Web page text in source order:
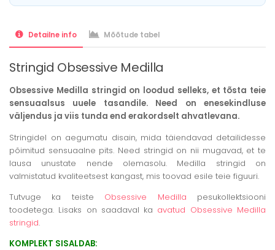
Detailne info Mõõtude tabel
Stringid Obsessive Medilla
Obsessive Medilla stringid on loodud selleks, et tõsta teie
sensuaalsus uuele tasandile. Need on enesekindluse
väljendus ja viis tunda end erakordselt ahvatlevana.
Stringidel on aegumatu disain, mida täiendavad detailidesse
põimitud sensuaalne pits. Need stringid on nii mugavad, et te
lausa unustate nende olemasolu. Medilla stringid on
valmistatud kvaliteetsest kangast, mis toovad esile teie figuuri.
Tutvuge ka teiste Obsessive Medilla pesukollektsiooni
toodetega. Lisaks on saadaval ka avatud Obsessive Medilla
stringid.
KOMPLEKT SISALDAB: